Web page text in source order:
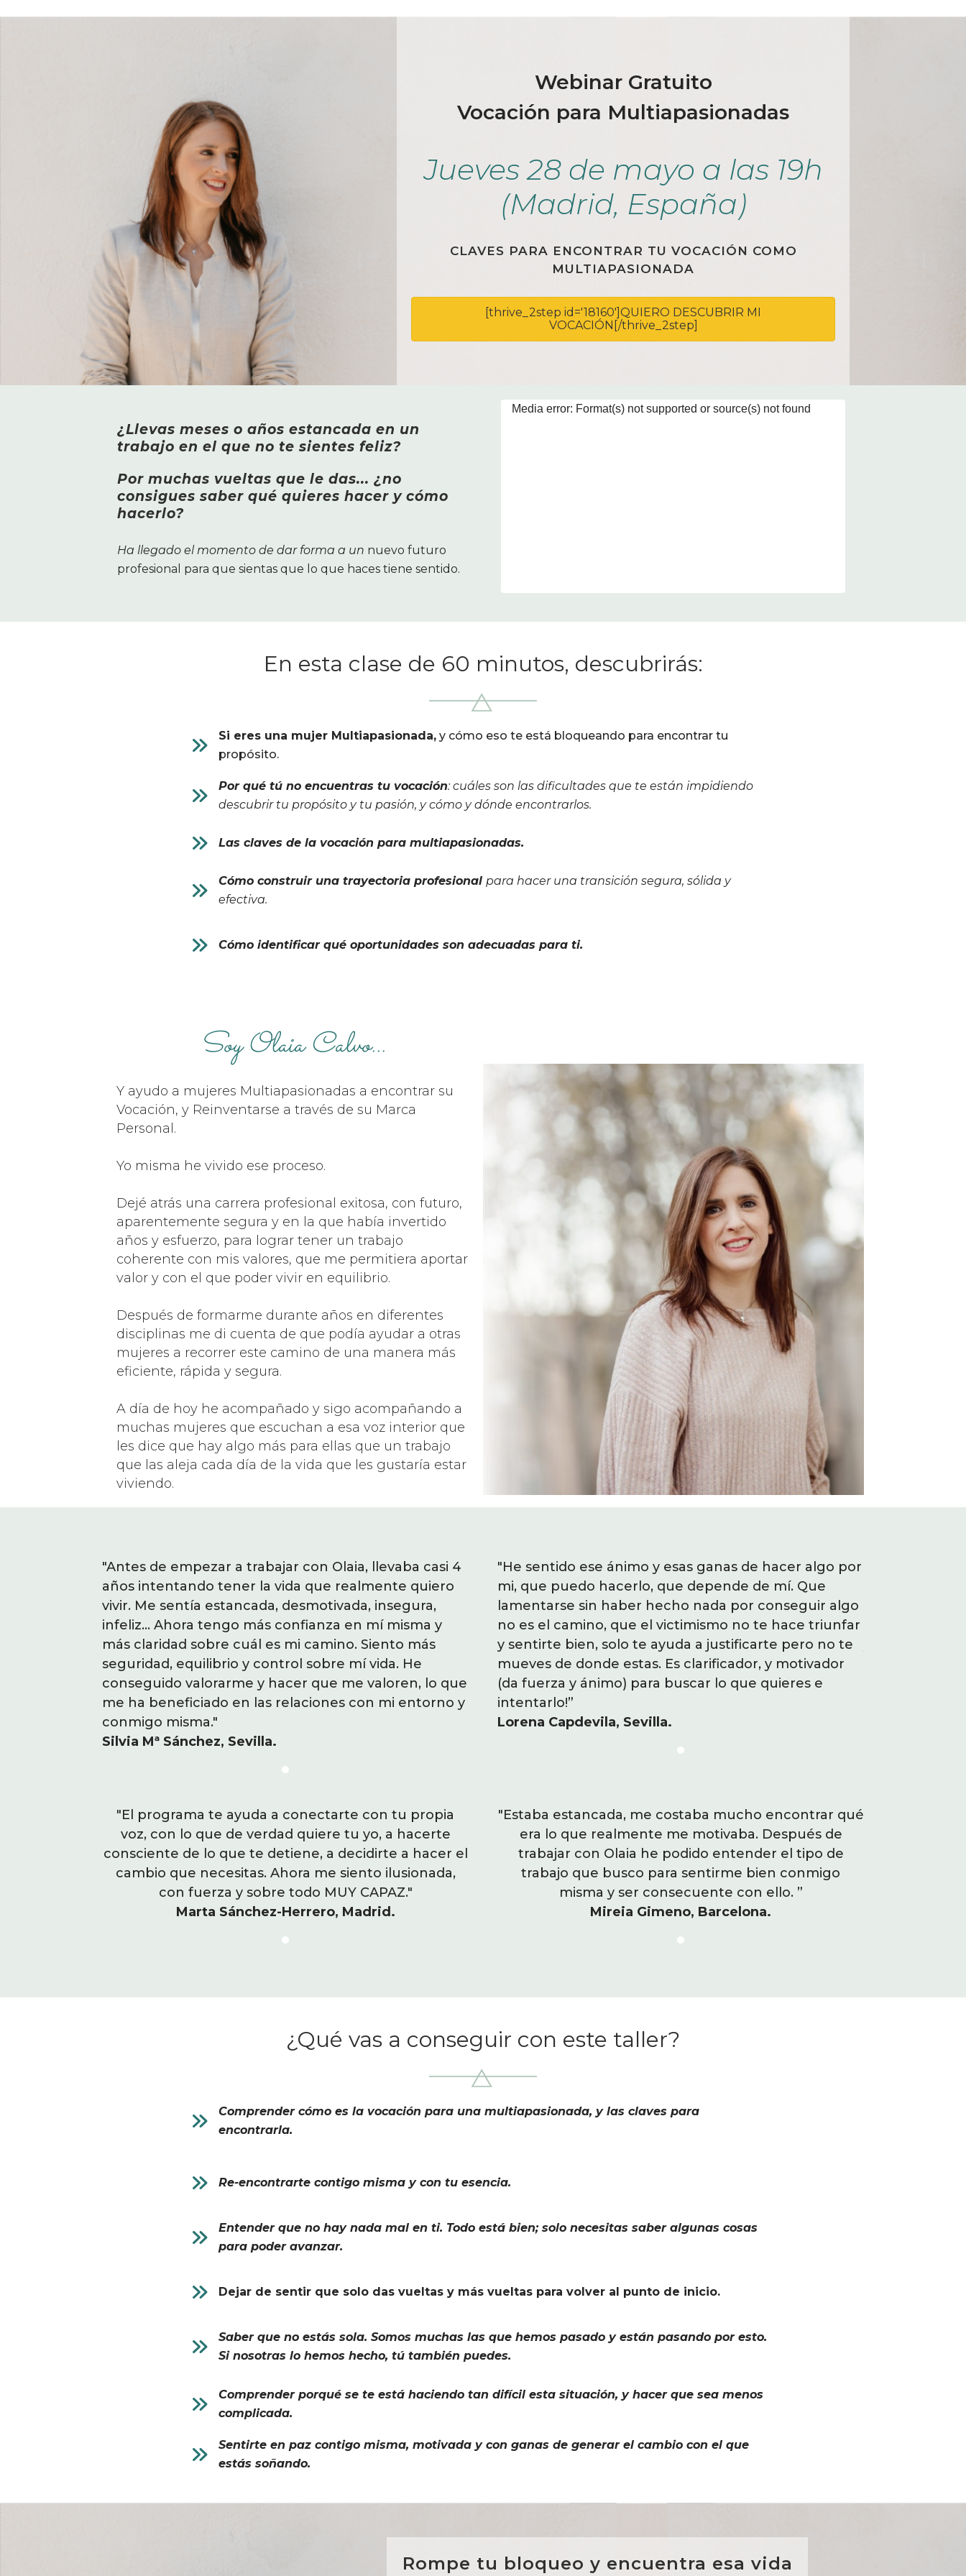
Webinar Gratuito
Vocación para Multiapasionadas
Jueves 28 de mayo a las 19h
(Madrid, España)
CLAVES PARA ENCONTRAR TU VOCACIÓN COMO
MULTIAPASIONADA
[thrive_2step id='18160']QUIERO DESCUBRIR MI
VOCACIÓN[/thrive_2step]
¿Llevas meses o años estancada en un
trabajo en el que no te sientes feliz?
Por muchas vueltas que le das... ¿no
consigues saber qué quieres hacer y cómo
hacerlo?
Ha llegado el momento de dar forma a un nuevo futuro
profesional para que sientas que lo que haces tiene sentido.
Reproductor
Media error: Format(s) not supported or source(s) not found
En esta clase de 60 minutos, descubrirás:
Si eres una mujer Multiapasionada,y cómo eso te está bloqueando para encontrar tu
propósito.
Por qué tú no encuentras tu vocación: cuáles son las dificultades que te están impidiendo
descubrir tu propósito y tu pasión, y cómo y dónde encontrarlos.
Las claves de la vocación para multiapasionadas.
Cómo construir una trayectoria profesional para hacer una transición segura, sólida y
efectiva.
Cómo identificar qué oportunidades son adecuadas para ti.
Soy Olaia Calvo...
Y ayudo a mujeres Multiapasionadas a encontrar su
Vocación, y Reinventarse a través de su Marca
Personal.
Yo misma he vivido ese proceso.
Dejé atrás una carrera profesional exitosa, con futuro,
aparentemente segura y en la que había invertido
años y esfuerzo, para lograr tener un trabajo
coherente con mis valores, que me permitiera aportar
valor y con el que poder vivir en equilibrio.
Después de formarme durante años en diferentes
disciplinas me di cuenta de que podía ayudar a otras
mujeres a recorrer este camino de una manera más
eficiente, rápida y segura.
A día de hoy he acompañado y sigo acompañando a
muchas mujeres que escuchan a esa voz interior que
les dice que hay algo más para ellas que un trabajo
que las aleja cada día de la vida que les gustaría estar
viviendo.
"Antes de empezar a trabajar con Olaia, llevaba casi 4
años intentando tener la vida que realmente quiero
vivir. Me sentía estancada, desmotivada, insegura,
infeliz... Ahora tengo más confianza en mí misma y
más claridad sobre cuál es mi camino. Siento más
seguridad, equilibrio y control sobre mí vida. He
conseguido valorarme y hacer que me valoren, lo que
me ha beneficiado en las relaciones con mi entorno y
conmigo misma."
Silvia Mª Sánchez, Sevilla.
"Antes de empezar a trabajar con Olaia, llevaba casi 4
años intentando tener la vida que realmente quiero
vivir. Me sentía estancada, desmotivada, insegura,
infeliz... Ahora tengo más confianza en mí misma y
más claridad sobre cuál es mi camino. Siento más
seguridad, equilibrio y control sobre mí vida. He
conseguido valorarme y hacer que me valoren, lo que
me ha beneficiado en las relaciones con mi entorno y
conmigo misma."
"He sentido ese ánimo y esas ganas de hacer algo por
mi, que puedo hacerlo, que depende de mí. Que
lamentarse sin haber hecho nada por conseguir algo
no es el camino, que el victimismo no te hace triunfar
y sentirte bien, solo te ayuda a justificarte pero no te
mueves de donde estas. Es clarificador, y motivador
(da fuerza y ánimo) para buscar lo que quieres e
intentarlo!”
Lorena Capdevila, Sevilla.
"He sentido ese ánimo y esas ganas de hacer algo por
mi, que puedo hacerlo, que depende de mí. Que
lamentarse sin haber hecho nada por conseguir algo
no es el camino, que el victimismo no te hace triunfar
y sentirte bien, solo te ayuda a justificarte pero no te
mueves de donde estas. Es clarificador, y motivador
(da fuerza y ánimo) para buscar lo que quieres e
intentarlo!”
Lorena Capdevila, Sevilla.
"El programa te ayuda a conectarte con tu propia
voz, con lo que de verdad quiere tu yo, a hacerte
consciente de lo que te detiene, a decidirte a hacer el
cambio que necesitas. Ahora me siento ilusionada,
con fuerza y sobre todo MUY CAPAZ."
Marta Sánchez-Herrero, Madrid.
"El programa te ayuda a conectarte con tu propia
voz, con lo que de verdad quiere tu yo, a hacerte
consciente de lo que te detiene, a decidirte a hacer el
cambio que necesitas. Ahora me siento ilusionada,
con fuerza y sobre todo MUY CAPAZ."
Marta Sánchez-Herrero, Madrid.
"Estaba estancada, me costaba mucho encontrar qué
era lo que realmente me motivaba. Después de
trabajar con Olaia he podido entender el tipo de
trabajo que busco para sentirme bien conmigo
misma y ser consecuente con ello. ”
Mireia Gimeno, Barcelona.
"Estaba estancada, me costaba mucho encontrar qué
era lo que realmente me motivaba. Después de
trabajar con Olaia he podido entender el tipo de
trabajo que busco para sentirme bien conmigo
misma y ser consecuente con ello. ”
Mireia Gimeno, Barcelona.
¿Qué vas a conseguir con este taller?
Comprender cómo es la vocación para una multiapasionada, y las claves para
encontrarla.
Re-encontrarte contigo misma y con tu esencia.
Entender que no hay nada mal en ti. Todo está bien; solo necesitas saber algunas cosas
para poder avanzar.
Dejar de sentir que solo das vueltas y más vueltas para volver al punto de inicio.
Saber que no estás sola. Somos muchas las que hemos pasado y están pasando por esto.
Si nosotras lo hemos hecho, tú también puedes.
Comprender porqué se te está haciendo tan difícil esta situación, y hacer que sea menos
complicada.
Sentirte en paz contigo misma, motivada y con ganas de generar el cambio con el que
estás soñando.
Rompe tu bloqueo y encuentra esa vida